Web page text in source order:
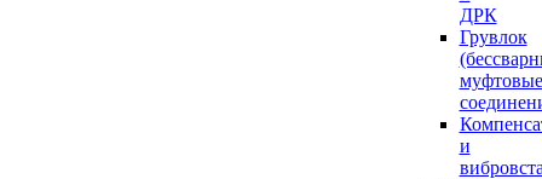
ДРК
Грувлок
муфтовые
и